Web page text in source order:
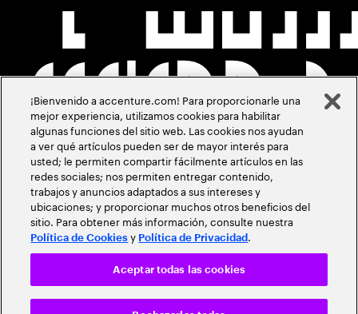
¡Bienvenido a accenture.com! Para proporcionarle una
mejor experiencia, utilizamos cookies para habilitar
algunas funciones del sitio web. Las cookies nos ayudan
a ver qué artículos pueden ser de mayor interés para
usted; le permiten compartir fácilmente artículos en las
redes sociales; nos permiten entregar contenido,
trabajos y anuncios adaptados a sus intereses y
ubicaciones; y proporcionar muchos otros beneficios del
sitio. Para obtener más información, consulte nuestra
Política de Cookies y Política de Privacidad .
Aceptar todas las cookies